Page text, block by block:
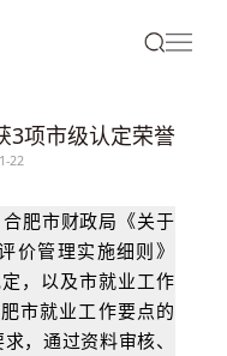
3项市级认定荣誉
22
肥市财政局《关于
价管理实施细则》
，以及市就业工作
市就业工作要点的
，通过资料审核、